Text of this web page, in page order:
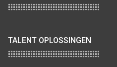
TALENT OPLOSSINGEN